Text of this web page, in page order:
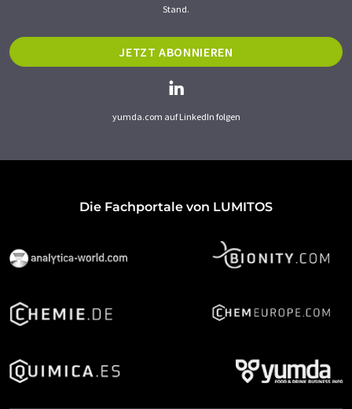
Stand.
JETZT ABONNIEREN
yumda.com auf LinkedIn folgen
Die Fachportale von LUMITOS